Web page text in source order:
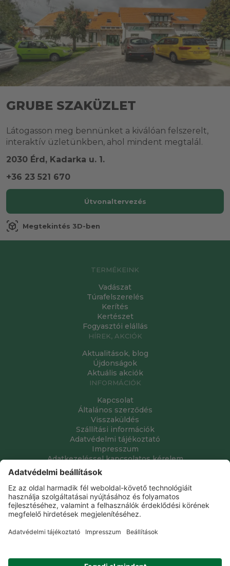
GRUBE SZAKÜZLET
Látogasson meg bennünket a kiválóan felszerelt,
interaktív üzletünkben, ahol mindent megtalál.
2030 Érd, Kadarka u. 1.
+36 23 521 670
Útvonaltervezés
view_in_ar Megtekintés 3D-ben
TERMÉKEINK
Vadászat
Túrafelszerelés
Kerítés
Kertészet
Fogyasztói elállás
HÍREK, AKCIÓK
Aktualitások, blog
Újdonságok
Aktuális akciók
INFORMÁCIÓK
Kapcsolat
Általános szerződés
Visszaküldés
Szállítási információk
Adatvédelmi tájékoztató
Impresszum
Adatkezeléssel kapcsolatos kérelem